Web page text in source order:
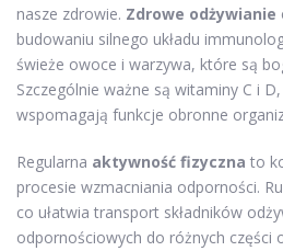
nasze zdrowie. Zdrowe odżywianie
budowaniu silnego układu
świeże owoce i warzywa, które są
Szczególnie ważne są witaminy C i
wspomagają funkcje obronne
Regularna aktywność fizyczna to
procesie wzmacniania odporności.
co ułatwia transport składników
odpornościowych do różnych części